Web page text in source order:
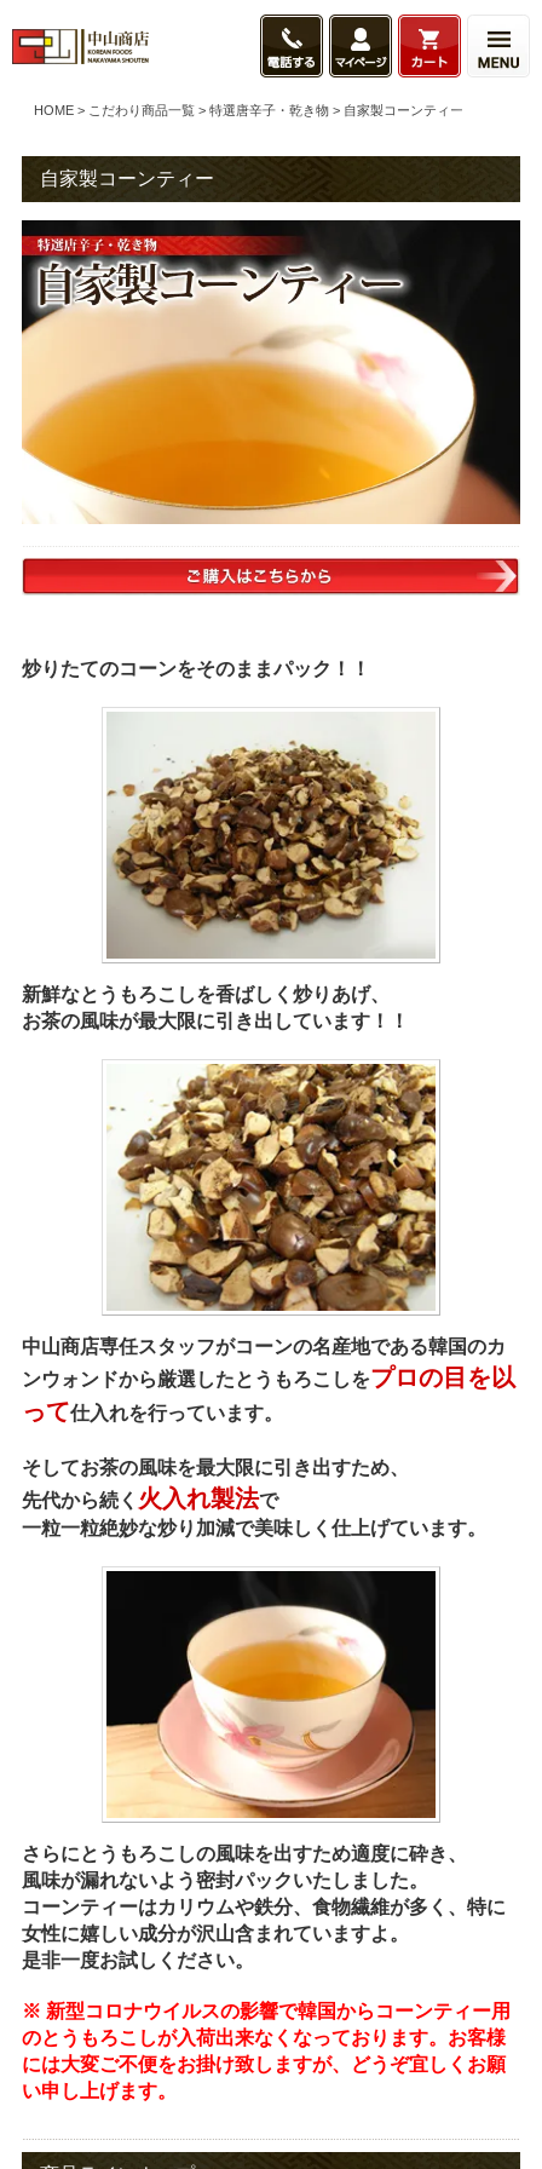
HOME こだわり商品一覧 特選唐辛子・乾き物 自家製コーンティー
自家製コーンティー
炒りたてのコーンをそのままパック！！
新鮮なとうもろこしを香ばしく炒りあげ、
お茶の風味が最大限に引き出しています！！
中山商店専任スタッフがコーンの名産地である韓国のカ
ンウォンドから厳選したとうもろこしをプロの目を以
って仕入れを行っています。
そしてお茶の風味を最大限に引き出すため、
先代から続く 火入れ製法で
一粒一粒絶妙な炒り加減で美味しく仕上げています。
さらにとうもろこしの風味を出すため適度に砕き、
風味が漏れないよう密封パックいたしました。
コーンティーはカリウムや鉄分、食物繊維が多く、特に
女性に嬉しい成分が沢山含まれていますよ。
是非一度お試しください。
※ 新型コロナウイルスの影響で韓国からコーンティー用
のとうもろこしが入荷出来なくなっております。お客様
には大変ご不便をお掛け致しますが、どうぞ宜しくお願
い申し上げます。